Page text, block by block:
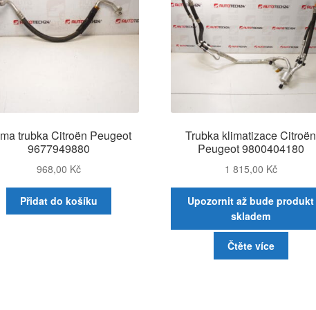
trubka Citroën Peugeot
9677949880
968,00 Kč
Přidat do košíku
Trubka klimatizace Citroën
Peugeot 9800404180
1 815,00 Kč
Upozornit až bude produkt
skladem
Čtěte více